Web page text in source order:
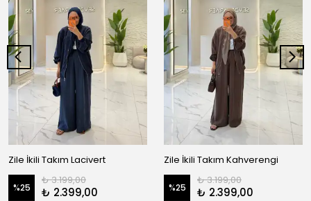
Zile İkili Takım Lacivert
%25
₺ 3.199,00
₺ 2.399,00
Zile İkili Takım Kahverengi
%25
₺ 3.199,00
₺ 2.399,00